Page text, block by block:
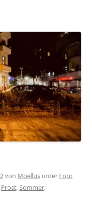
von Moellus unter Foto
Prost,Sommer.